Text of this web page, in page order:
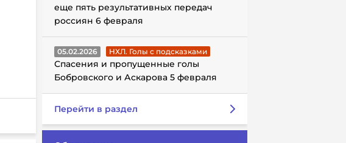
еще пять результативных передач
россиян 6 февраля
05.02.2026 НХЛ. Голы с подсказками
Спасения и пропущенные голы
Бобровского и Аскарова 5 февраля
Перейти в раздел